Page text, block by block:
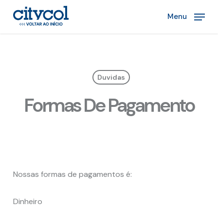
Menu
Duvidas
Formas De Pagamento
Nossas formas de pagamentos é:
Dinheiro